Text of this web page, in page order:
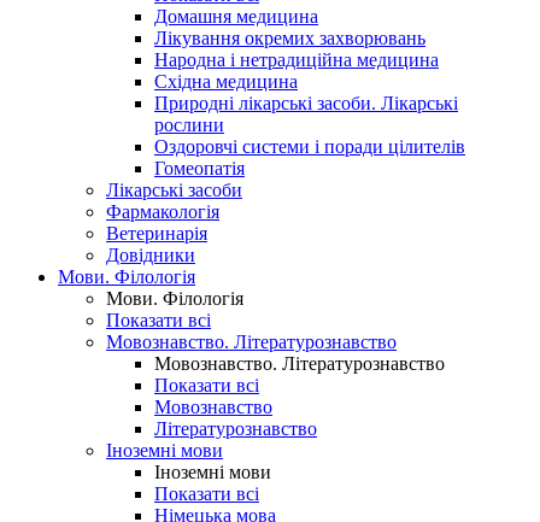
Домашня медицина
Лікування окремих захворювань
Народна і нетрадиційна медицина
Східна медицина
Природні лікарські засоби. Лікарські
рослини
Оздоровчі системи і поради цілителів
Гомеопатія
Лікарські засоби
Фармакологія
Ветеринарія
Довідники
Мови. Філологія
Мови. Філологія
Показати всі
Мовознавство. Літературознавство
Мовознавство. Літературознавство
Показати всі
Мовознавство
Літературознавство
Іноземні мови
Іноземні мови
Показати всі
Німецька мова